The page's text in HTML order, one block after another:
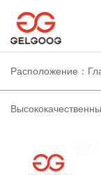
Расположение：